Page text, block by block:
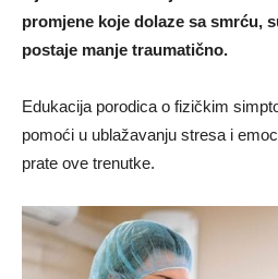
promjene koje dolaze sa smrću,
postaje manje traumatično.
Edukacija porodica o fizičkim
pomoći u ublažavanju stresa i
prate ove trenutke.